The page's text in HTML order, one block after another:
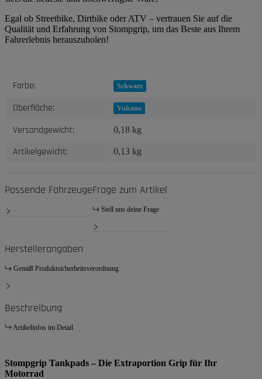
Egal ob Streetbike, Dirtbike oder ATV – vertrauen Sie auf die
Qualität und Erfahrung von Stompgrip, um das Beste aus Ihrem
Fahrerlebnis herauszuholen!
Produkteigenschaft
Wert
Farbe: Schwarz
Oberfläche: Vulcano
Versandgewicht: 0,18 kg
Artikelgewicht: 0,13 kg
Passende FahrzeugeFrage zum Artikel
Stell uns deine Frage
Herstellerangaben
Gemäß Produktsicherheitsverordnung
Beschreibung
Artikelinfos im Detail
Stompgrip Tankpads – Die Extraportion Grip für Ihr
Motorrad